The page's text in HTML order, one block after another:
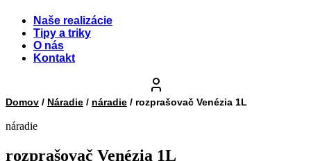
Naše realizácie
Tipy a triky
O nás
Kontakt
Domov / Náradie / náradie / rozprašovač Venézia 1L
náradie
rozprašovač Venézia 1L